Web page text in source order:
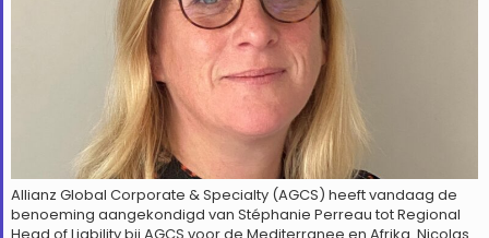
Allianz Global Corporate & Specialty (AGCS) heeft vandaag de
benoeming aangekondigd van Stéphanie Perreau tot Regional